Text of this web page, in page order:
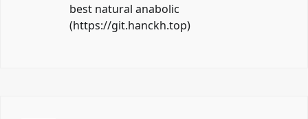
best natural anabolic
(https://git.hanckh.top)